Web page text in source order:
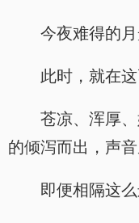
今夜难得的
此时，就在
苍凉、浑厚
的倾泻而出，声
即便相隔这